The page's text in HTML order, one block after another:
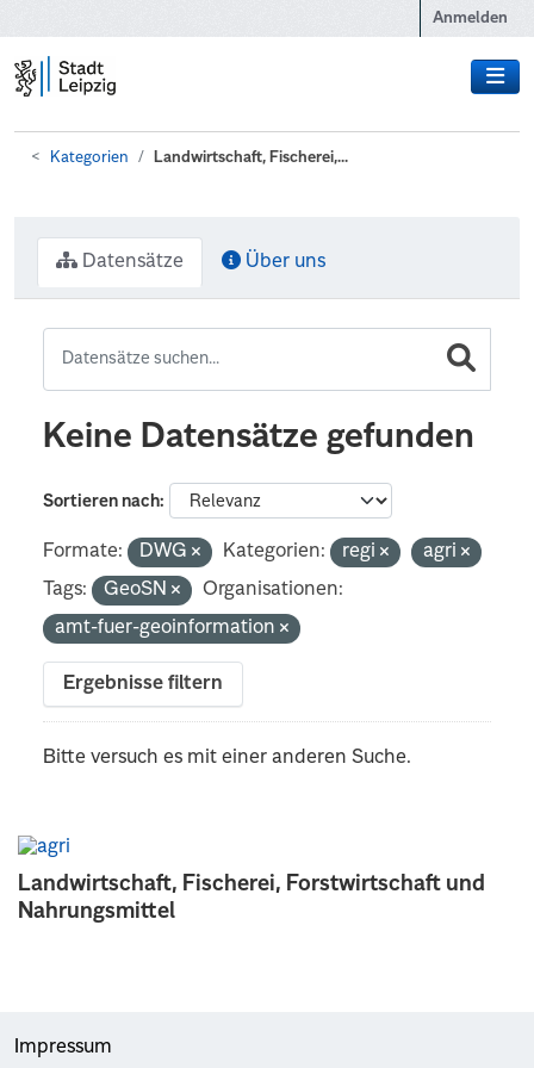
Anmelden
Kategorien Landwirtschaft, Fischerei,...
Landwirtschaft, Fischerei, Forstwirtschaft und
Nahrungsmittel
Datensätze Über uns
Keine Datensätze gefunden
Sortieren nach
Formate: DWG Kategorien: regi
agri
Tags:
GeoSN
Organisationen:
amt-fuer-geoinformation
Ergebnisse filtern
Bitte versuch es mit einer anderen Suche.
Impressum